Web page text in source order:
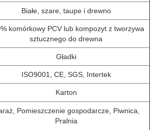
Białe, szare, taupe i drewno
komórkowy PCV lub kompozyt z tworzywa
sztucznego do drewna
Gładki
ISO9001, CE, SGS, Intertek
Karton
Pomieszczenie gospodarcze, Piwnica,
Pralnia